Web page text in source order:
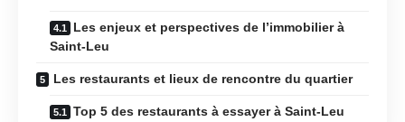
Les enjeux et perspectives de l’immobilier à
Saint-Leu
Les restaurants et lieux de rencontre du quartier
Top 5 des restaurants à essayer à Saint-Leu